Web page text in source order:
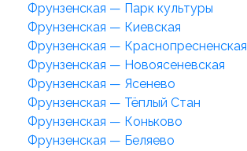
Фрунзенская — Парк культуры
Фрунзенская — Киевская
Фрунзенская — Краснопресненская
Фрунзенская — Новоясеневская
Фрунзенская — Ясенево
Фрунзенская — Тёплый Стан
Фрунзенская — Коньково
Фрунзенская — Беляево